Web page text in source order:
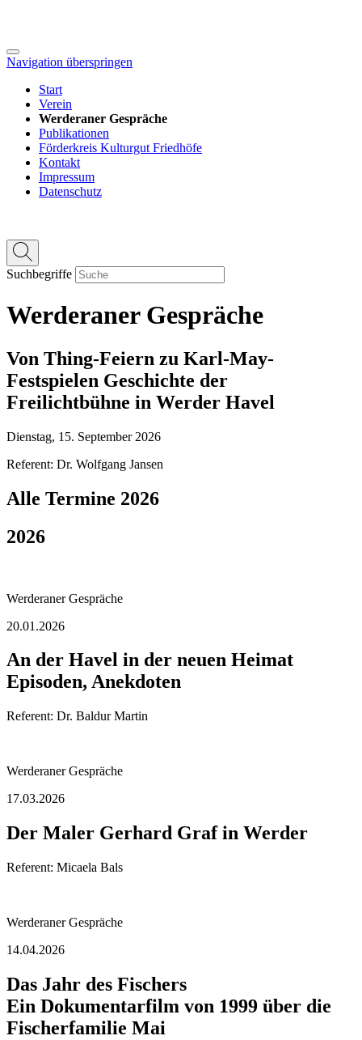
Navigation überspringen
Start
Verein
Werderaner Gespräche
Publikationen
Förderkreis Kulturgut Friedhöfe
Kontakt
Impressum
Datenschutz
Suchbegriffe
Werderaner Gespräche
Von Thing-Feiern zu Karl-May-
Festspielen Geschichte der
Freilichtbühne in Werder Havel
Dienstag, 15. September 2026
Referent: Dr. Wolfgang Jansen
Alle Termine 2026
2026
Werderaner Gespräche
20.01.2026
An der Havel in der neuen Heimat
Episoden, Anekdoten
Referent: Dr. Baldur Martin
Werderaner Gespräche
17.03.2026
Der Maler Gerhard Graf in Werder
Referent: Micaela Bals
Werderaner Gespräche
14.04.2026
Das Jahr des Fischers
Ein Dokumentarfilm von 1999 über die
Fischerfamilie Mai